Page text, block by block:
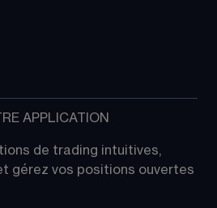
APPLICATION
de trading intuitives,
gérez vos positions ouvertes